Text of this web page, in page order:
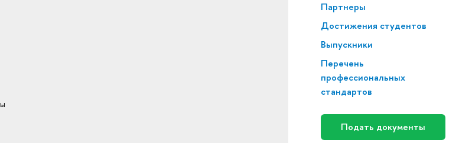
Партнеры
Достижения студентов
Выпускники
Перечень
профессиональных
стандартов
Подать документы